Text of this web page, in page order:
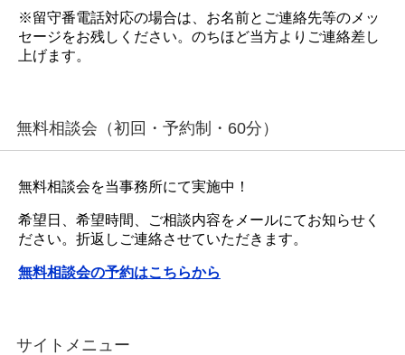
※留守番電話対応の場合は、お名前とご連絡先等のメッ
セージをお残しください。のちほど当方よりご連絡差し
上げます。
無料相談会（初回・予約制・60分）
無料相談会を当事務所にて実施中！
希望日、希望時間、ご相談内容をメールにてお知らせく
ださい。折返しご連絡させていただきます。
無料相談会の予約はこちらから
サイトメニュー